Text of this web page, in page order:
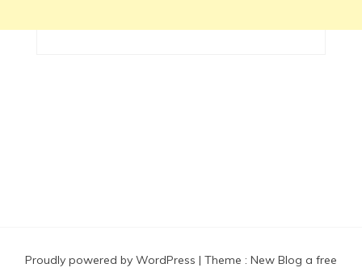
Proudly powered by WordPress | Theme : New Blog a free